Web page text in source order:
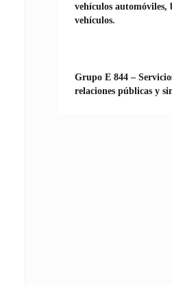
vehículos automóviles,
vehículos.
Grupo E 844 –
relaciones públicas y